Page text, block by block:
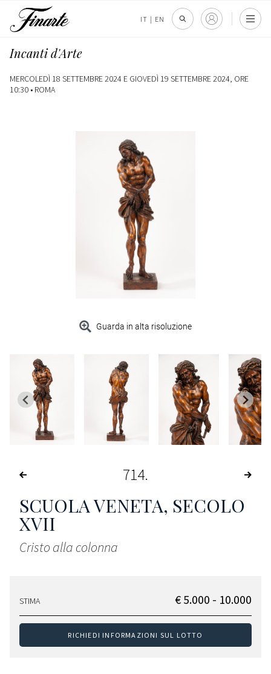
IT | EN
Incanti d'Arte
MERCOLEDÌ 18 SETTEMBRE 2024 E GIOVEDÌ 19 SETTEMBRE 2024, ORE
10:30 • ROMA
Guarda in alta risoluzione
714
SCUOLA VENETA, SECOLO
XVII
Cristo alla colonna
STIMA € 5.000 - 10.000
RICHIEDI INFORMAZIONI SUL LOTTO